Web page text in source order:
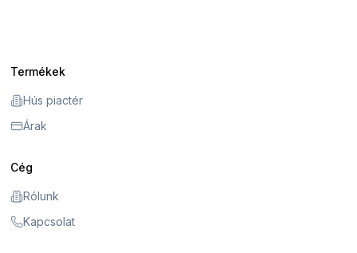
Termékek
Hús piactér
Árak
Cég
Rólunk
Kapcsolat